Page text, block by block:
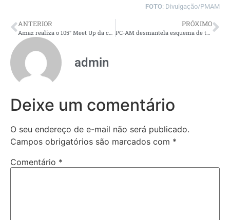
FOTO: Divulgação/PMAM
ANTERIOR PRÓXIMO
PC-AM desmantela esquema de tráfico interestadual de drogas com prejuízo ao crime organizado avaliado em cerca de R$ 10 milhões
admin
Deixe um comentário
O seu endereço de e-mail não será publicado.
Campos obrigatórios são marcados com *
Comentário *